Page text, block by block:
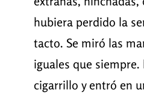
hubiera perdido la
tacto. Se miró las
iguales que
cigarrillo y entró en